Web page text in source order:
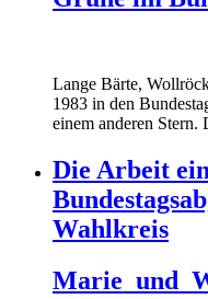
Lange Bärte,
1983 in den
einem anderen Stern.
Die Arbeit
Wahlkreis